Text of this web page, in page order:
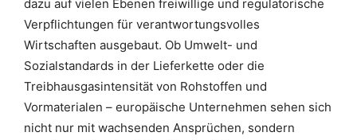
dazu auf vielen Ebenen freiwillige und regulatorische
Verpflichtungen für verantwortungsvolles
Wirtschaften ausgebaut. Ob Umwelt- und
Sozialstandards in der Lieferkette oder die
Treibhausgasintensität von Rohstoffen und
Vormaterialen – europäische Unternehmen sehen sich
nicht nur mit wachsenden Ansprüchen, sondern